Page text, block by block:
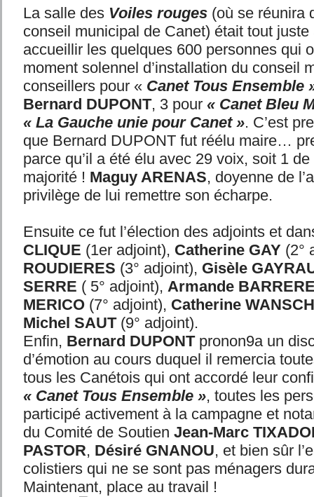
La salle des Voiles rouges (où se réunira
conseil municipal de Canet) était tout
accueillir les quelques 600 personnes qui
moment solennel d’installation du conseil
conseillers pour « Canet Tous Ensemble
Bernard DUPONT, 3 pour « Canet Bleu
« La Gauche unie pour Canet ». C’est
que Bernard DUPONT fut réélu maire…
parce qu’il a été élu avec 29 voix, soit 1
majorité ! Maguy ARENAS, doyenne de
privilège de lui remettre son écharpe.
Ensuite ce fut l’élection des adjoints et
CLIQUE (1er adjoint), Catherine GAY (2°
ROUDIERES (3° adjoint), Gisèle
SERRE ( 5° adjoint), Armande
MERICO(7° adjoint), Catherine
Michel SAUT(9° adjoint).
Enfin, Bernard DUPONTpronon9a un
d’émotion au cours duquel il remercia
tous les Canétois qui ont accordé leur
« Canet Tous Ensemble », toutes les
participé activement à la campagne et
du Comité de Soutien Jean-Marc
PASTOR, Désiré GNANOU, et bien sûr
colistiers qui ne se sont pas ménagers
Maintenant, place au travail !